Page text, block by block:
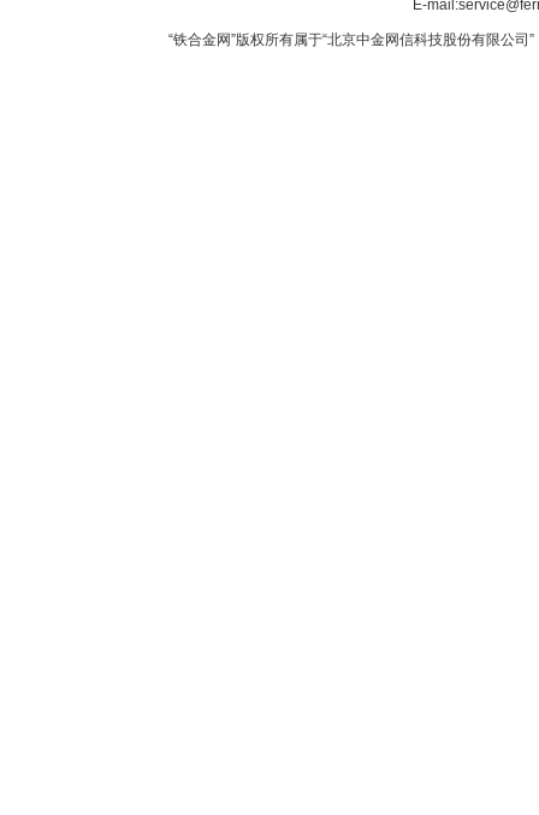
E-
“铁合金网”版权所有属于“北京中金网信科技股份有限公司